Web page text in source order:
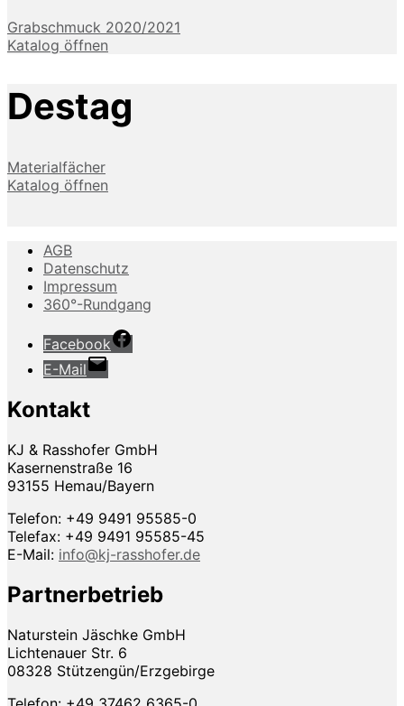
Grabschmuck 2020/2021
Katalog öffnen
Destag
Materialfächer
Katalog öffnen
AGB
Datenschutz
Impressum
360°-Rundgang
Facebook
E-Mail
Kontakt
KJ & Rasshofer GmbH
Kasernenstraße 16
93155 Hemau/Bayern
Telefon: +49 9491 95585-0
Telefax: +49 9491 95585-45
E-Mail: info@kj-rasshofer.de
Partnerbetrieb
Naturstein Jäschke GmbH
Lichtenauer Str. 6
08328 Stützengün/Erzgebirge